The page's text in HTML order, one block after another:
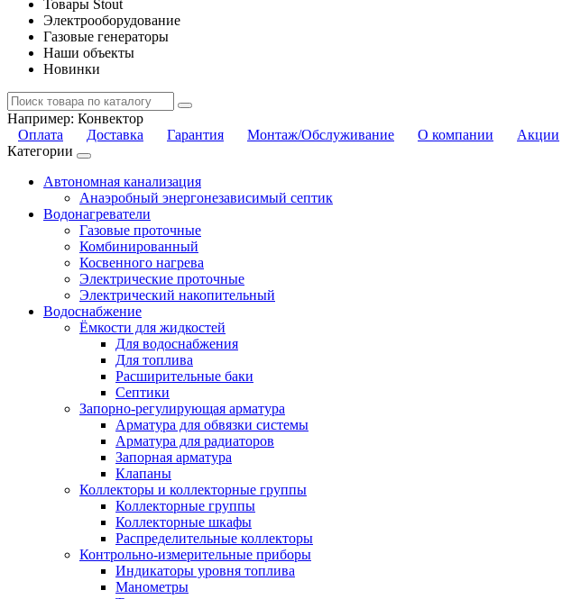
Товары Stout
Электрооборудование
Газовые генераторы
Наши объекты
Новинки
Например: Конвектор
Оплата
Доставка Гарантия Монтаж/Обслуживание О компании Акции
Категории
Автономная канализация
Анаэробный энергонезависимый септик
Водонагреватели
Газовые проточные
Комбинированный
Косвенного нагрева
Электрические проточные
Электрический накопительный
Водоснабжение
Ёмкости для жидкостей
Для водоснабжения
Для топлива
Расширительные баки
Септики
Запорно-регулирующая арматура
Арматура для обвязки системы
Арматура для радиаторов
Запорная арматура
Клапаны
Коллекторы и коллекторные группы
Коллекторные группы
Коллекторные шкафы
Распределительные коллекторы
Контрольно-измерительные приборы
Индикаторы уровня топлива
Манометры